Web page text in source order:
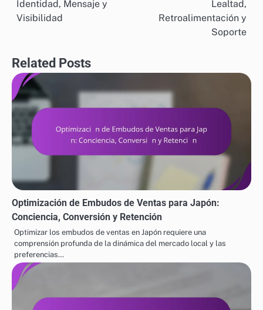
Identidad, Mensaje y
Visibilidad
Lealtad,
Retroalimentación y
Soporte
Related Posts
Optimización de Embudos de Ventas para Japón:
Conciencia, Conversión y Retención
Optimizar los embudos de ventas en Japón requiere una
comprensión profunda de la dinámica del mercado local y las
preferencias…